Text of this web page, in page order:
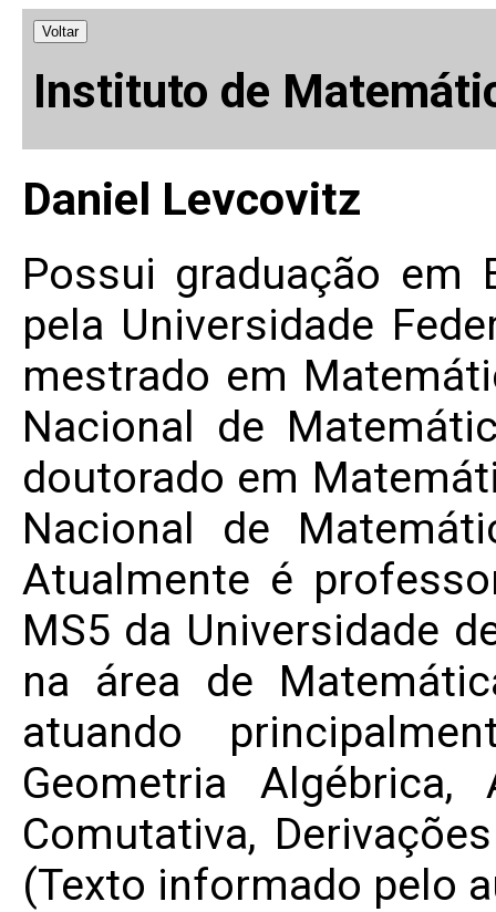
Voltar
Instituto de
Daniel Levcovitz
Possui graduação em
pela Universidade
mestrado em
Nacional de
doutorado em
Nacional de
Atualmente é
MS5 da Universidade
na área de
atuando
Geometria
Comutativa,
(Texto informado pelo